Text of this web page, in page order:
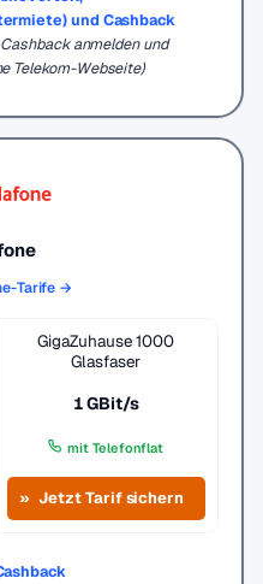
und Cashback
anmelden und
Telekom-Webseite)
Tarife →
GigaZuhause 1000
Glasfaser
1 GBit/s
mit Telefonflat
Jetzt Tarif sichern